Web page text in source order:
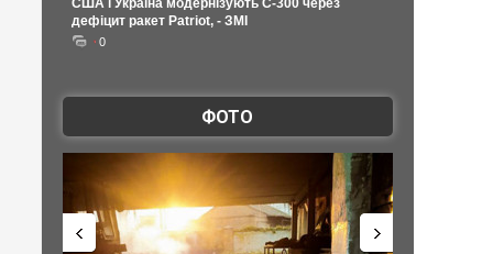
США і Україна модернізують С-300 через
дефіцит ракет Patriot, - ЗМІ
0
ФОТО